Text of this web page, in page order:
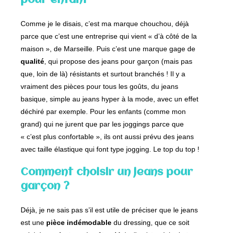
Comme je le disais, c’est ma marque chouchou, déjà
parce que c’est une entreprise qui vient « d’à côté de la
maison », de Marseille. Puis c’est une marque gage de
qualité , qui propose des jeans pour garçon (mais pas
que, loin de là) résistants et surtout branchés ! Il y a
vraiment des pièces pour tous les goûts, du jeans
basique, simple au jeans hyper à la mode, avec un effet
déchiré par exemple. Pour les enfants (comme mon
grand) qui ne jurent que par les joggings parce que
« c’est plus confortable », ils ont aussi prévu des jeans
avec taille élastique qui font type jogging. Le top du top !
Comment choisir un jeans pour
garçon ?
Déjà, je ne sais pas s’il est utile de préciser que le jeans
est une pièce indémodable du dressing, que ce soit